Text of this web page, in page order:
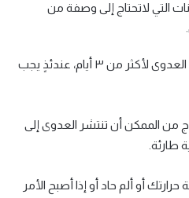
التي لاتحتاج إلى وصفة من
أما في حال استمرار الإصابة بهذه العدوى لأكثر من ٣ أيام، عندئذٍ يجب
من الممكن أن تنتشر العدوى إلى
طارئة.
أو ألم حاد أو إذا أصبح الأمر